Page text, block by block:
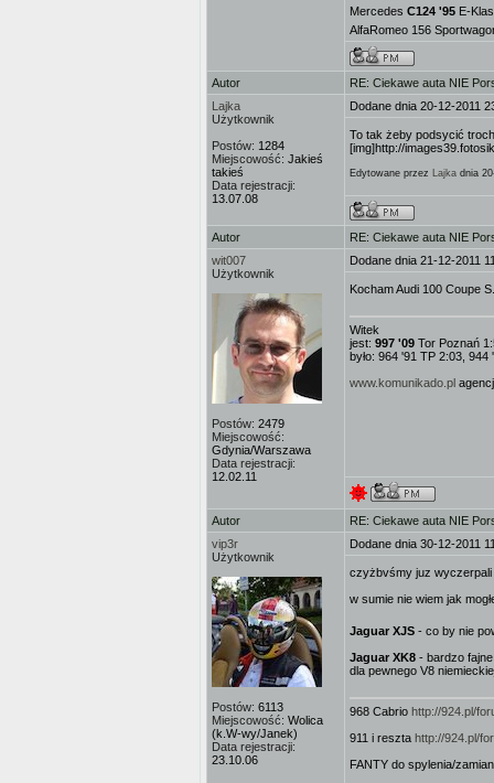
Mercedes C124 '95 E-
AlfaRomeo 156
Autor
RE: Ciekawe auta NIE
Lajka
Użytkownik
Postów: 1284
Miejscowość: Jakieś
takieś
Data rejestracji:
13.07.08
Dodane dnia 20-12-2011
To tak żeby podsycić
[img]http://
Edytowane przez Lajka dnia
Autor
RE: Ciekawe auta NIE
wit007
Użytkownik
Postów: 2479
Miejscowość:
Gdynia/Warszawa
Data rejestracji:
12.02.11
Dodane dnia 21-12-2011
Kocham Audi 100 Coupe
Witek
jest: 997 '09 Tor Poznań
było: 964 '91 TP 2:03,
www.komunikado.pl
Autor
RE: Ciekawe auta NIE
vip3r
Użytkownik
Postów: 6113
Miejscowość: Wolica
(k.W-wy/Janek)
Data rejestracji:
23.10.06
Dodane dnia 30-12-2011
czyżbvśmy juz
w sumie nie wiem jak
Jaguar XJS - co by nie
Jaguar XK8 - bardzo
dla pewnego V8
968 Cabrio http://924.pl/
911 i reszta http://924.pl/
FANTY do spylenia/